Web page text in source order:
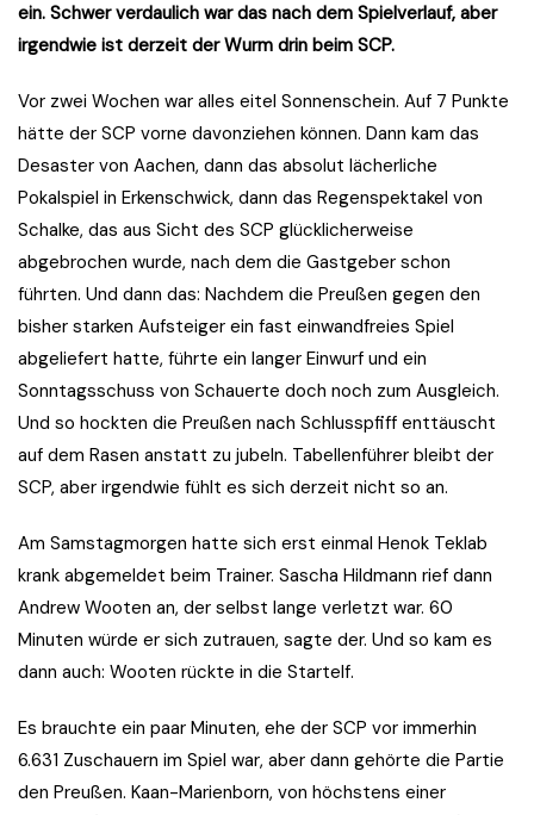
ein. Schwer verdaulich war das nach dem Spielverlauf, aber
irgendwie ist derzeit der Wurm drin beim SCP.
Vor zwei Wochen war alles eitel Sonnenschein. Auf 7 Punkte
hätte der SCP vorne davonziehen können. Dann kam das
Desaster von Aachen, dann das absolut lächerliche
Pokalspiel in Erkenschwick, dann das Regenspektakel von
Schalke, das aus Sicht des SCP glücklicherweise
abgebrochen wurde, nach dem die Gastgeber schon
führten. Und dann das: Nachdem die Preußen gegen den
bisher starken Aufsteiger ein fast einwandfreies Spiel
abgeliefert hatte, führte ein langer Einwurf und ein
Sonntagsschuss von Schauerte doch noch zum Ausgleich.
Und so hockten die Preußen nach Schlusspfiff enttäuscht
auf dem Rasen anstatt zu jubeln. Tabellenführer bleibt der
SCP, aber irgendwie fühlt es sich derzeit nicht so an.
Am Samstagmorgen hatte sich erst einmal Henok Teklab
krank abgemeldet beim Trainer. Sascha Hildmann rief dann
Andrew Wooten an, der selbst lange verletzt war. 60
Minuten würde er sich zutrauen, sagte der. Und so kam es
dann auch: Wooten rückte in die Startelf.
Es brauchte ein paar Minuten, ehe der SCP vor immerhin
6.631 Zuschauern im Spiel war, aber dann gehörte die Partie
den Preußen. Kaan-Marienborn, von höchstens einer